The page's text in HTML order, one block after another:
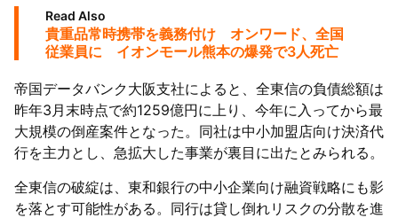
Read Also
貴重品常時携帯を義務付け オンワード、全国
従業員に イオンモール熊本の爆発で3人死亡
帝国データバンク大阪支社によると、全東信の負債総額は
昨年3月末時点で約1259億円に上り、今年に入ってから最
大規模の倒産案件となった。同社は中小加盟店向け決済代
行を主力とし、急拡大した事業が裏目に出たとみられる。
全東信の破綻は、東和銀行の中小企業向け融資戦略にも影
を落とす可能性がある。同行は貸し倒れリスクの分散を進